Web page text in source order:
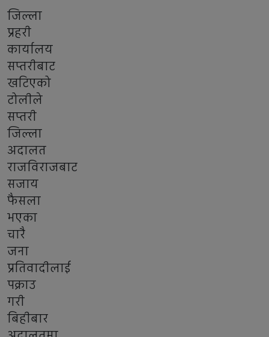
जिल्ला
प्रहरी
कार्यालय
सप्तरीबाट
खटिएको
टोलीले
सप्तरी
जिल्ला
अदालत
राजविराजबाट
सजाय
फैसला
भएका
चारै
जना
प्रतिवादीलाई
पक्राउ
गरी
बिहीबार